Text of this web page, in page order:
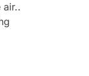
air..